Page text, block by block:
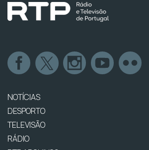
NOTÍCIAS
DESPORTO
TELEVISÃO
RÁDIO